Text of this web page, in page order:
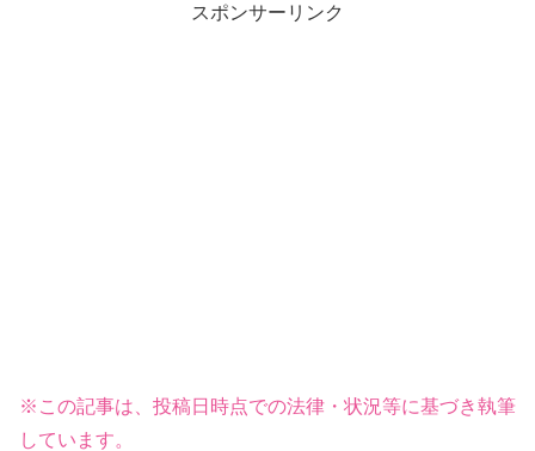
スポンサーリンク
※この記事は、投稿日時点での法律・状況等に基づき執筆
しています。